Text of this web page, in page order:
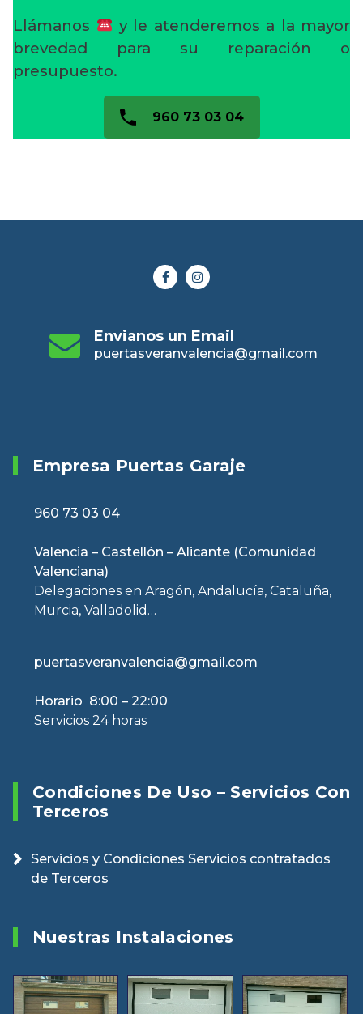
Llámanos
y le atenderemos a la mayor
brevedad para su reparación o
presupuesto.
960 73 03 04
Envianos un Email
puertasveranvalencia@gmail.com
Empresa Puertas Garaje
960 73 03 04
Valencia – Castellón – Alicante (Comunidad
Valenciana)
Delegaciones en Aragón, Andalucía, Cataluña,
Murcia, Valladolid…
puertasveranvalencia@gmail.com
Horario 8:00 – 22:00
Servicios 24 horas
Condiciones De Uso – Servicios Con
Terceros
Servicios y Condiciones Servicios contratados
de Terceros
Nuestras Instalaciones